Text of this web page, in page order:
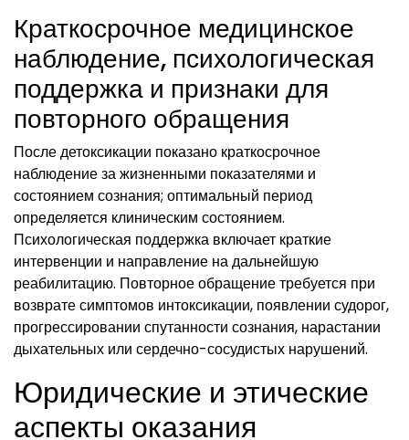
Краткосрочное медицинское
наблюдение, психологическая
поддержка и признаки для
повторного обращения
После детоксикации показано краткосрочное
наблюдение за жизненными показателями и
состоянием сознания; оптимальный период
определяется клиническим состоянием.
Психологическая поддержка включает краткие
интервенции и направление на дальнейшую
реабилитацию. Повторное обращение требуется при
возврате симптомов интоксикации, появлении судорог,
прогрессировании спутанности сознания, нарастании
дыхательных или сердечно-сосудистых нарушений.
Юридические и этические
аспекты оказания